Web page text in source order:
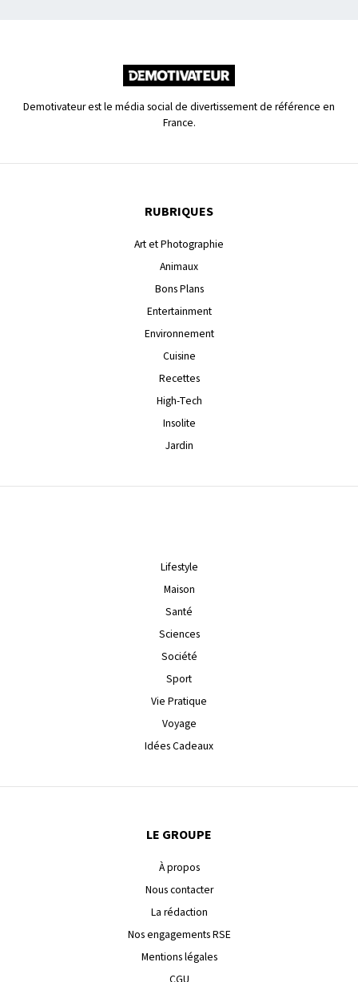
Demotivateur est le média social de divertissement de référence en
France.
RUBRIQUES
Art et Photographie
Animaux
Bons Plans
Entertainment
Environnement
Cuisine
Recettes
High-Tech
Insolite
Jardin
Lifestyle
Maison
Santé
Sciences
Société
Sport
Vie Pratique
Voyage
Idées Cadeaux
LE GROUPE
À propos
Nous contacter
La rédaction
Nos engagements RSE
Mentions légales